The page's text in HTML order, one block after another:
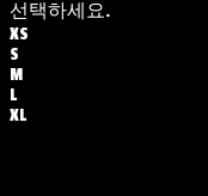
선택하세요.
XS
S
M
L
XL